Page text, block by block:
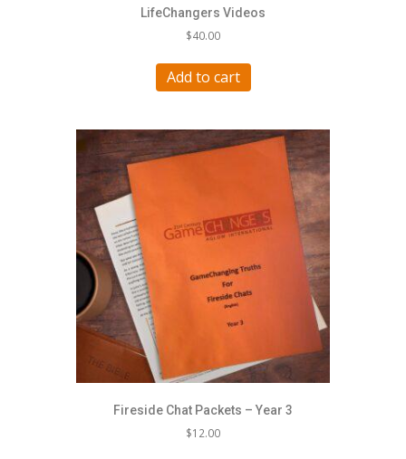
LifeChangers Videos
$40.00
Add to cart
Fireside Chat Packets – Year 3
$12.00